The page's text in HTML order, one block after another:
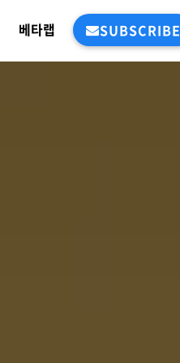
베타랩 SUBSCRIBE